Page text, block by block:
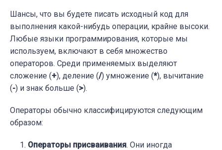
Шансы, что вы будете писать исходный код для
выполнения какой-нибудь операции, крайне высоки.
Любые языки программирования, которые мы
используем, включают в себя множество
операторов. Среди применяемых выделяют
сложение (+), деление (/) умножение (*), вычитание
(-) и знак больше (>).
Операторы обычно классифицируются следующим
образом:
Операторы присваивания. Они иногда